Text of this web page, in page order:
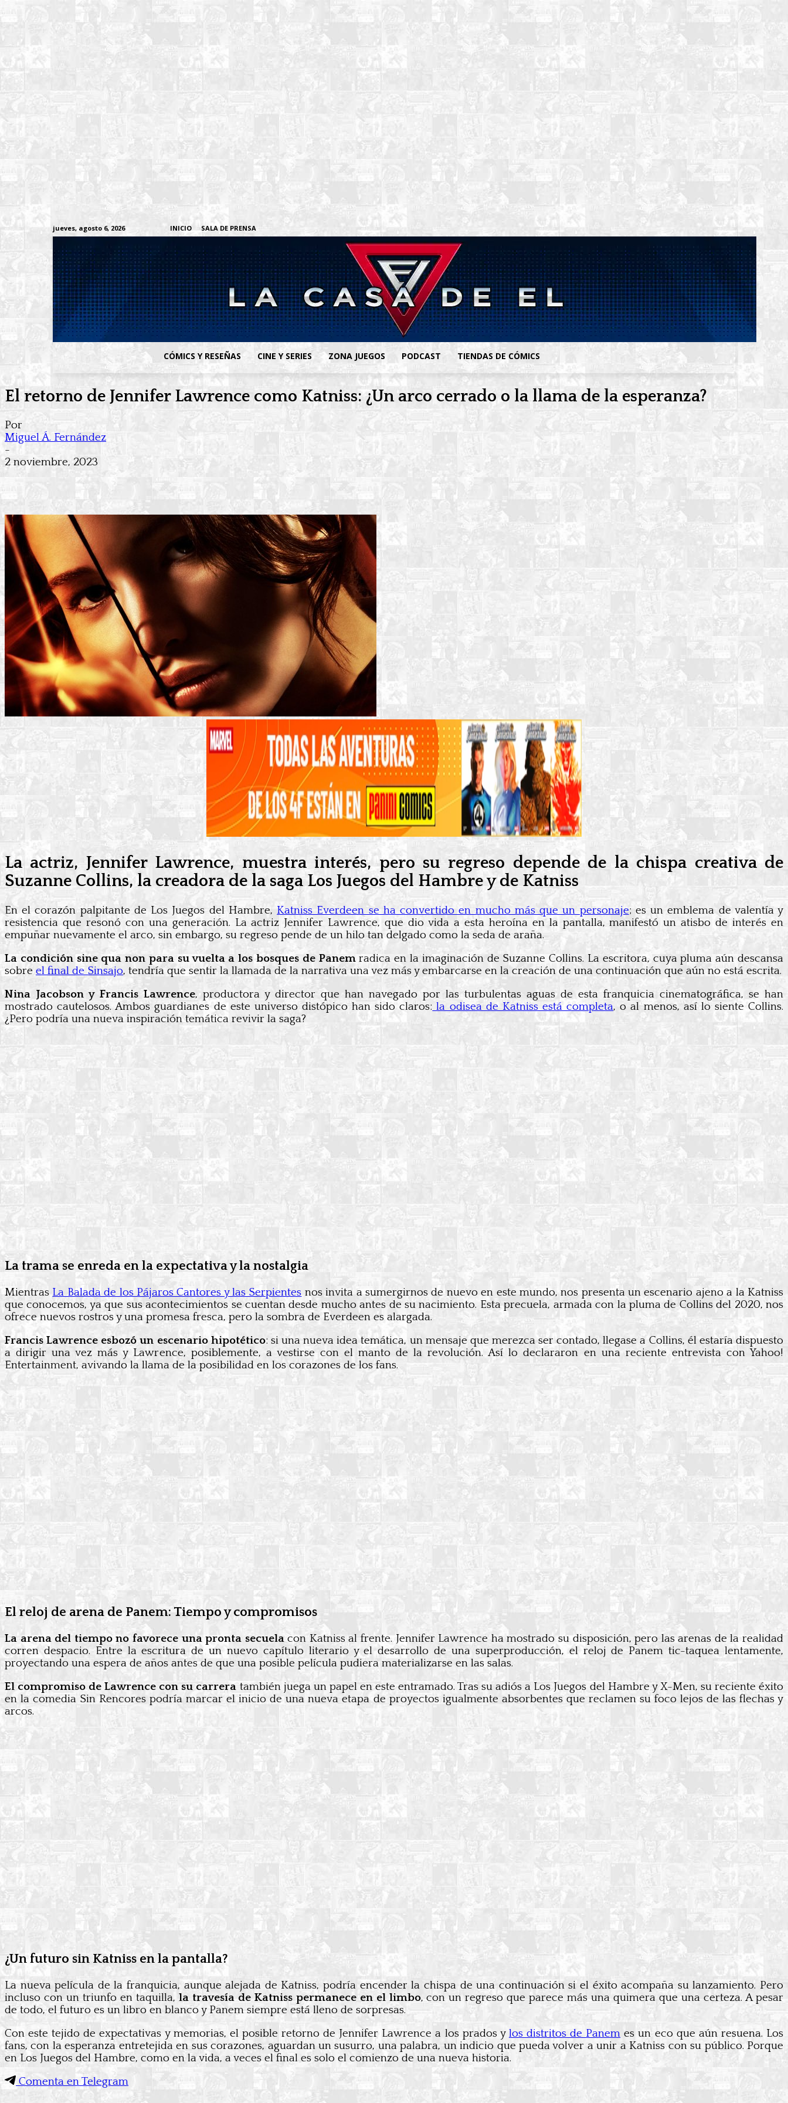
jueves, agosto 6, 2026 INICIO SALA DE PRENSA
CÓMICS Y RESEÑAS CINE Y SERIES ZONA JUEGOS PODCAST TIENDAS DE CÓMICS
El retorno de Jennifer Lawrence como Katniss: ¿Un arco cerrado o la llama de la esperanza?
Por
Miguel Á. Fernández
-
2 noviembre, 2023
La actriz, Jennifer Lawrence, muestra interés, pero su regreso depende de la chispa creativa de
Suzanne Collins, la creadora de la saga Los Juegos del Hambre y de Katniss
En el corazón palpitante de Los Juegos del Hambre, Katniss Everdeen se ha convertido en mucho más que un personaje; es un emblema de valentía y
resistencia que resonó con una generación. La actriz Jennifer Lawrence, que dio vida a esta heroína en la pantalla, manifestó un atisbo de interés en
empuñar nuevamente el arco, sin embargo, su regreso pende de un hilo tan delgado como la seda de araña.
La condición sine qua non para su vuelta a los bosques de Panemradica en la imaginación de Suzanne Collins. La escritora, cuya pluma aún descansa
sobre el final de Sinsajo, tendría que sentir la llamada de la narrativa una vez más y embarcarse en la creación de una continuación que aún no está escrita.
Nina Jacobson y Francis Lawrence, productora y director que han navegado por las turbulentas aguas de esta franquicia cinematográfica, se han
mostrado cautelosos. Ambos guardianes de este universo distópico han sido claros: la odisea de Katniss está completa, o al menos, así lo siente Collins.
¿Pero podría una nueva inspiración temática revivir la saga?
La trama se enreda en la expectativa y la nostalgia
MientrasLa Balada de los Pájaros Cantores y las Serpientes nos invita a sumergirnos de nuevo en este mundo, nos presenta un escenario ajeno a la Katniss
que conocemos, ya que sus acontecimientos se cuentan desde mucho antes de su nacimiento. Esta precuela, armada con la pluma de Collins del 2020, nos
ofrece nuevos rostros y una promesa fresca, pero la sombra de Everdeen es alargada.
Francis Lawrence esbozó un escenario hipotético: si una nueva idea temática, un mensaje que merezca ser contado, llegase a Collins, él estaría dispuesto
a dirigir una vez más y Lawrence, posiblemente, a vestirse con el manto de la revolución. Así lo declararon en una reciente entrevista con Yahoo!
Entertainment, avivando la llama de la posibilidad en los corazones de los fans.
El reloj de arena de Panem: Tiempo y compromisos
La arena del tiempo no favorece una pronta secuelacon Katniss al frente. Jennifer Lawrence ha mostrado su disposición, pero las arenas de la realidad
corren despacio. Entre la escritura de un nuevo capítulo literario y el desarrollo de una superproducción, el reloj de Panem tic-taquea lentamente,
proyectando una espera de años antes de que una posible película pudiera materializarse en las salas.
El compromiso de Lawrence con su carrera también juega un papel en este entramado. Tras su adiós a Los Juegos del Hambre y X-Men, su reciente éxito
en la comedia Sin Rencores podría marcar el inicio de una nueva etapa de proyectos igualmente absorbentes que reclamen su foco lejos de las flechas y
arcos.
¿Un futuro sin Katniss en la pantalla?
La nueva película de la franquicia, aunque alejada de Katniss, podría encender la chispa de una continuación si el éxito acompaña su lanzamiento. Pero
incluso con un triunfo en taquilla,la travesía de Katniss permanece en el limbo, con un regreso que parece más una quimera que una certeza. A pesar
de todo, el futuro es un libro en blanco y Panem siempre está lleno de sorpresas.
Con este tejido de expectativas y memorias, el posible retorno de Jennifer Lawrence a los prados y los distritos de Panem es un eco que aún resuena. Los
fans, con la esperanza entretejida en sus corazones, aguardan un susurro, una palabra, un indicio que pueda volver a unir a Katniss con su público. Porque
en Los Juegos del Hambre, como en la vida, a veces el final es solo el comienzo de una nueva historia.
Comenta en Telegram